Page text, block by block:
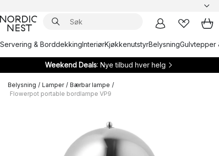
Servering & BorddekkingInteriørKjøkkenutstyrBelysningGulvtepper
Weekend Deals: Nye tilbud hver helg
Belysning / Lamper / Bærbar lampe /
Flowerpot portable bordlampe VP9